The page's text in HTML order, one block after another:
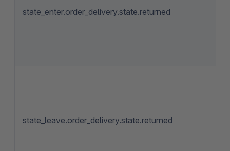
state_enter.order_delivery.state.returned
state_leave.order_delivery.state.returned